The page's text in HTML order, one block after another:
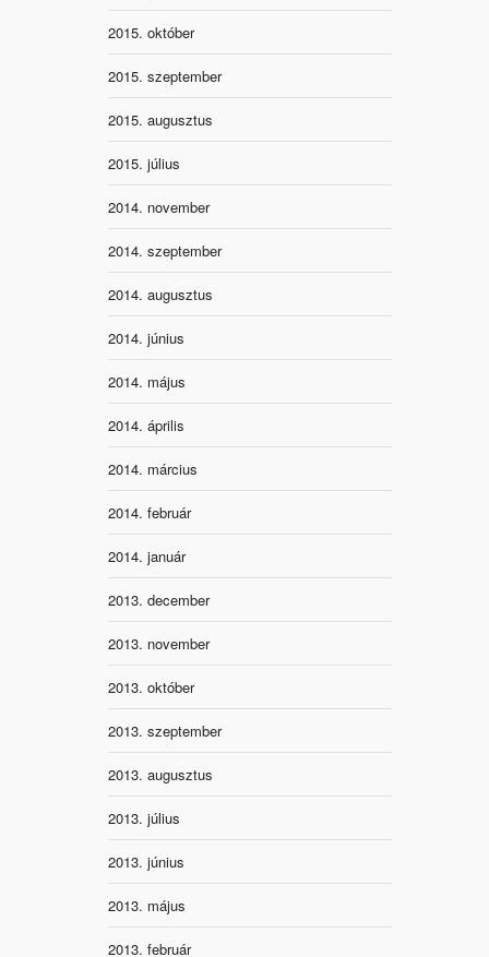
2015. október
2015. szeptember
2015. augusztus
2015. július
2014. november
2014. szeptember
2014. augusztus
2014. június
2014. május
2014. április
2014. március
2014. február
2014. január
2013. december
2013. november
2013. október
2013. szeptember
2013. augusztus
2013. július
2013. június
2013. május
2013. február